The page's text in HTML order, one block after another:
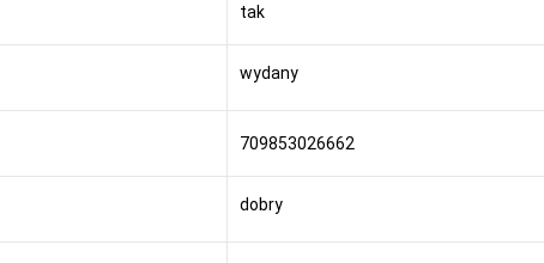
tak
wydany
709853026662
dobry